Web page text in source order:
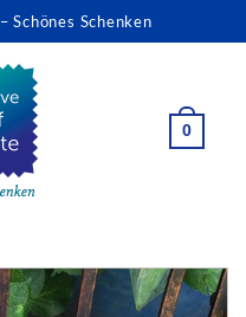
– Schönes Schenken
0